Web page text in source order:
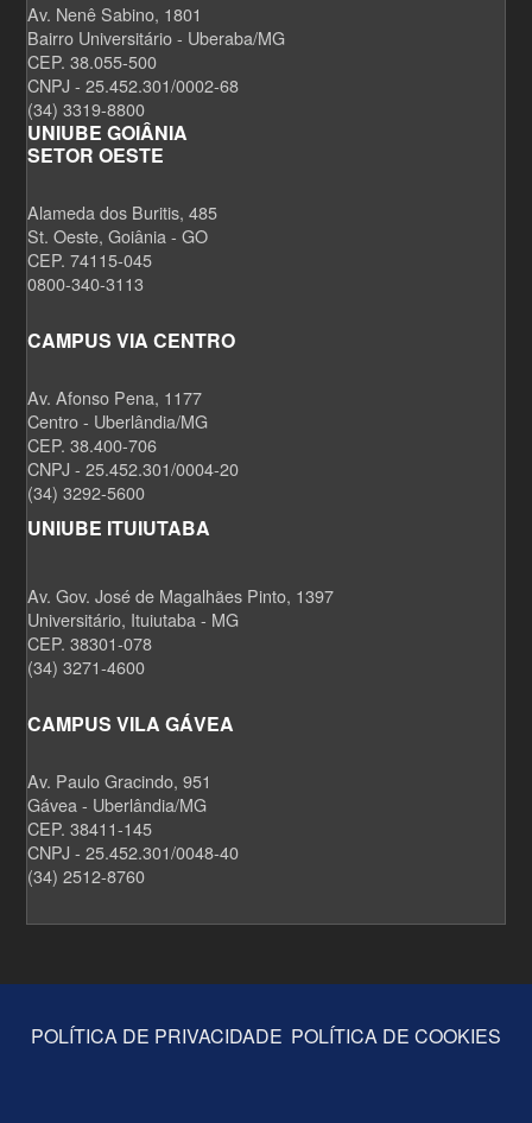
Av. Nenê Sabino, 1801
Bairro Universitário - Uberaba/MG
CEP. 38.055-500
CNPJ - 25.452.301/0002-68
(34) 3319-8800
UNIUBE GOIÂNIA
SETOR OESTE
Alameda dos Buritis, 485
St. Oeste, Goiânia - GO
CEP. 74115-045
0800-340-3113
CAMPUS VIA CENTRO
Av. Afonso Pena, 1177
Centro - Uberlândia/MG
CEP. 38.400-706
CNPJ - 25.452.301/0004-20
(34) 3292-5600
UNIUBE ITUIUTABA
Av. Gov. José de Magalhães Pinto, 1397
Universitário, Ituiutaba - MG
CEP. 38301-078
(34) 3271-4600
CAMPUS VILA GÁVEA
Av. Paulo Gracindo, 951
Gávea - Uberlândia/MG
CEP. 38411-145
CNPJ - 25.452.301/0048-40
(34) 2512-8760
POLÍTICA DE PRIVACIDADE POLÍTICA DE COOKIES